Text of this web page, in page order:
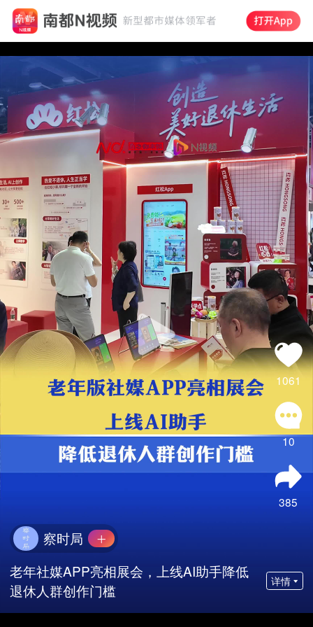
1061
10
385
察时局
老年社媒APP亮相展会，上线AI助手降低
退休人群创作门槛
详情